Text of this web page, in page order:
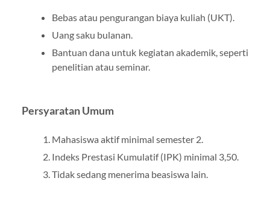
Bebas atau pengurangan biaya kuliah (UKT).
Uang saku bulanan.
Bantuan dana untuk kegiatan akademik, seperti
penelitian atau seminar.
Persyaratan Umum
Mahasiswa aktif minimal semester 2.
Indeks Prestasi Kumulatif (IPK) minimal 3,50.
Tidak sedang menerima beasiswa lain.